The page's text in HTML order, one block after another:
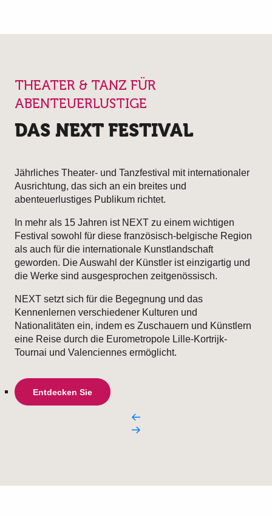
THEATER & TANZ FÜR
ABENTEUERLUSTIGE
DAS NEXT FESTIVAL
Jährliches Theater- und Tanzfestival mit internationaler
Ausrichtung, das sich an ein breites und
abenteuerlustiges Publikum richtet.
In mehr als 15 Jahren ist NEXT zu einem wichtigen
Festival sowohl für diese französisch-belgische Region
als auch für die internationale Kunstlandschaft
geworden. Die Auswahl der Künstler ist einzigartig und
die Werke sind ausgesprochen zeitgenössisch.
NEXT setzt sich für die Begegnung und das
Kennenlernen verschiedener Kulturen und
Nationalitäten ein, indem es Zuschauern und Künstlern
eine Reise durch die Eurometropole Lille-Kortrijk-
Tournai und Valenciennes ermöglicht.
Entdecken Sie